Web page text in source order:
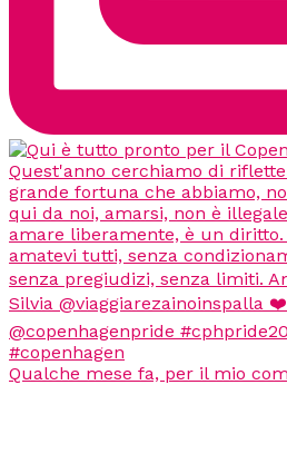
Qualche mese fa, per il mio